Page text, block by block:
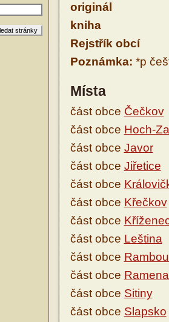
originál
kniha
Rejstřík obcí
Poznámka: *p
Místa
část obce Čečkov
část obce Hoch-
část obce Javor
část obce Jiřetice
část obce
část obce Křečkov
část obce
část obce Leština
část obce
část obce
část obce Sitiny
část obce Slapsko